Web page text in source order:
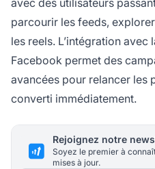
avec des utilisateurs
parcourir les feeds,
les reels. L’intégration
Facebook permet des
avancées pour relancer les
converti immédiatement.
Rejoignez notre
Soyez le premier à
mises à jour.